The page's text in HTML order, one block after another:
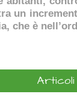
un
che è
Articoli